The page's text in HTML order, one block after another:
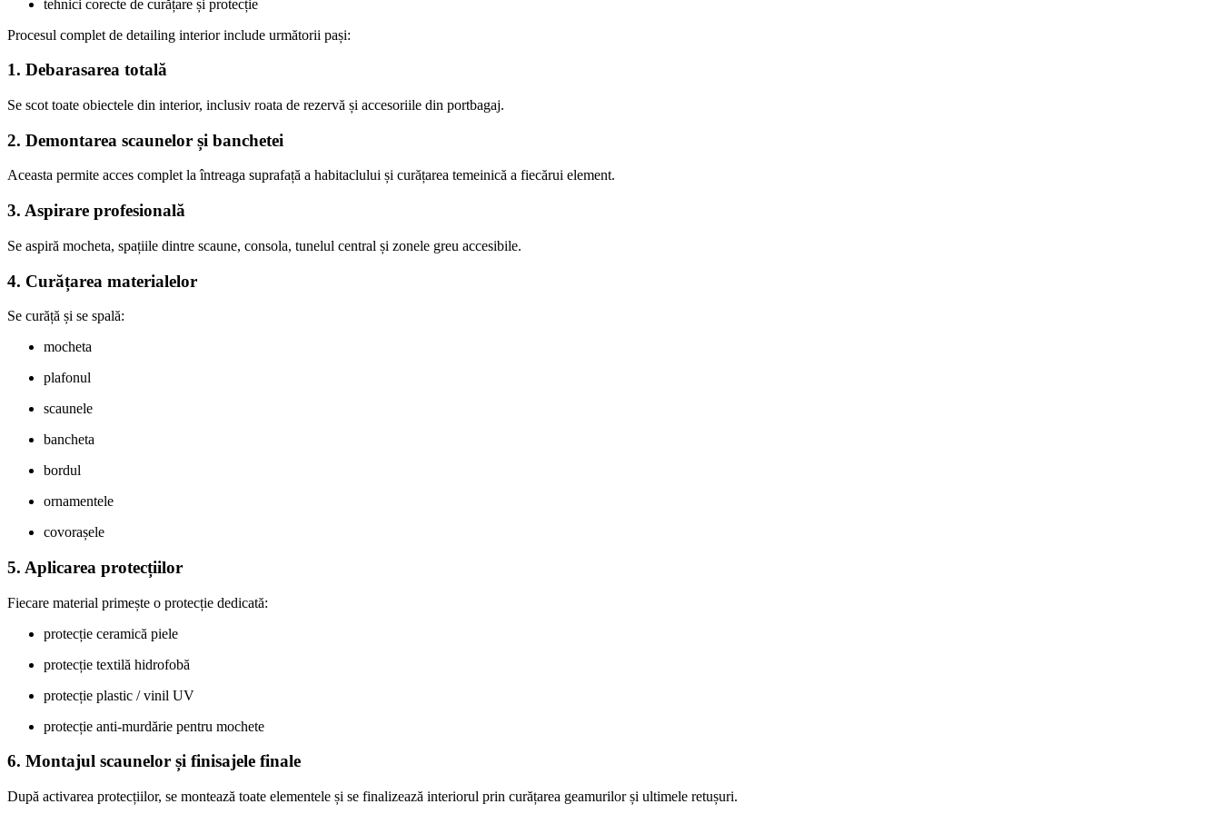
tehnici corecte de curățare și protecție
Procesul complet de detailing interior include următorii pași:
1. Debarasarea totală
Se scot toate obiectele din interior, inclusiv roata de rezervă și accesoriile din portbagaj.
2. Demontarea scaunelor și banchetei
Aceasta permite acces complet la întreaga suprafață a habitaclului și curățarea temeinică a fiecărui element.
3. Aspirare profesională
Se aspiră mocheta, spațiile dintre scaune, consola, tunelul central și zonele greu accesibile.
4. Curățarea materialelor
Se curăță și se spală:
mocheta
plafonul
scaunele
bancheta
bordul
ornamentele
covorașele
5. Aplicarea protecțiilor
Fiecare material primește o protecție dedicată:
protecție ceramică piele
protecție textilă hidrofobă
protecție plastic / vinil UV
protecție anti-murdărie pentru mochete
6. Montajul scaunelor și finisajele finale
După activarea protecțiilor, se montează toate elementele și se finalizează interiorul prin curățarea geamurilor și ultimele retușuri.